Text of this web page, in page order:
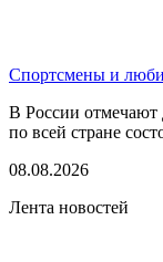
Спортсмены и
В России отмечают
по всей стране
08.08.2026
Лента новостей